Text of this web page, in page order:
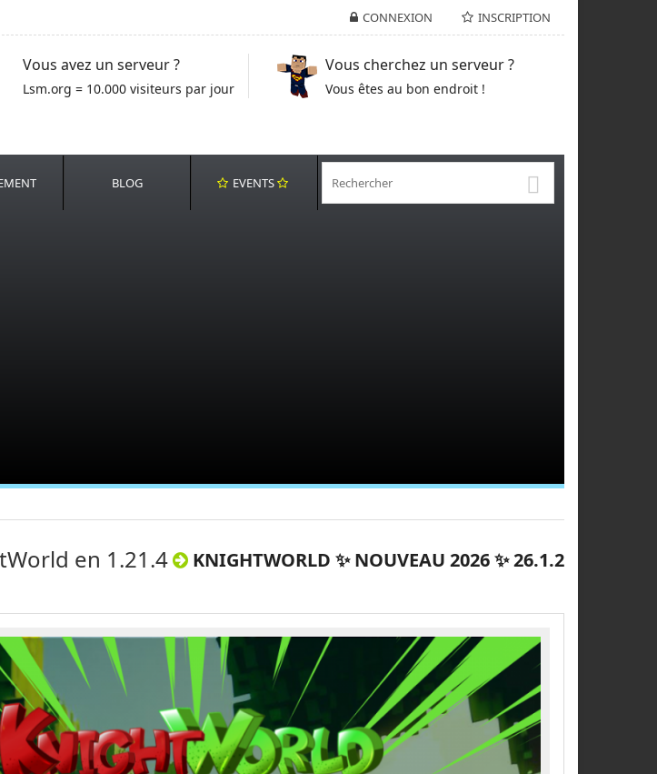
CONNEXION INSCRIPTION
Vous avez un serveur ?
Lsm.org = 10.000 visiteurs par jour
Vous cherchez un serveur ?
Vous êtes au bon endroit !
BLOG EVENTS
KNIGHTWORLD ✨ NOUVEAU 2026 ✨ 26.1.2
en 1.21.4